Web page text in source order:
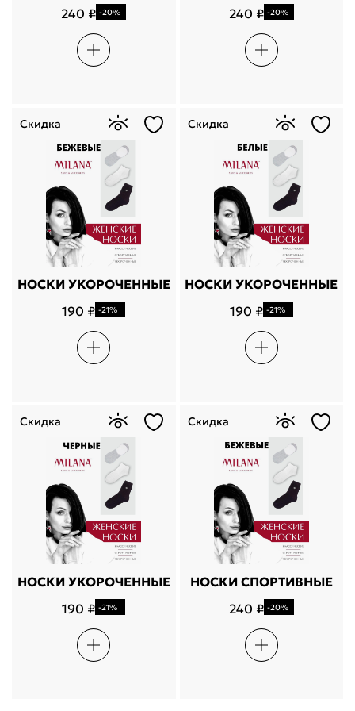
240 ₽ -20%
240 ₽ -20%
НОСКИ УКОРОЧЕННЫЕ
190 ₽ -21%
Скидка
НОСКИ УКОРОЧЕННЫЕ
190 ₽ -21%
Скидка
НОСКИ УКОРОЧЕННЫЕ
190 ₽ -21%
Скидка
НОСКИ СПОРТИВНЫЕ
240 ₽ -20%
Скидка